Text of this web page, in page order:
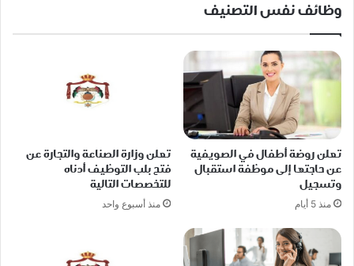
وظائف نفس التصنيف
تعلن روضة أطفال في الصويفية
عن حاجتها إلى موظفة استقبال
وتسجيل
منذ 5 أيام
تعلن وزارة الصناعة والتجارة عن
فتح بلب التوظيف أدناه
للتخصصات التالية
منذ أسبوع واحد